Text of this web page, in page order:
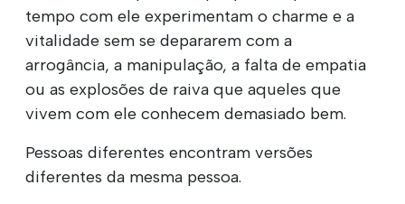
tempo com ele experimentam o charme e a
vitalidade sem se depararem com a
arrogância, a manipulação, a falta de empatia
ou as explosões de raiva que aqueles que
vivem com ele conhecem demasiado bem.
Pessoas diferentes encontram versões
diferentes da mesma pessoa.